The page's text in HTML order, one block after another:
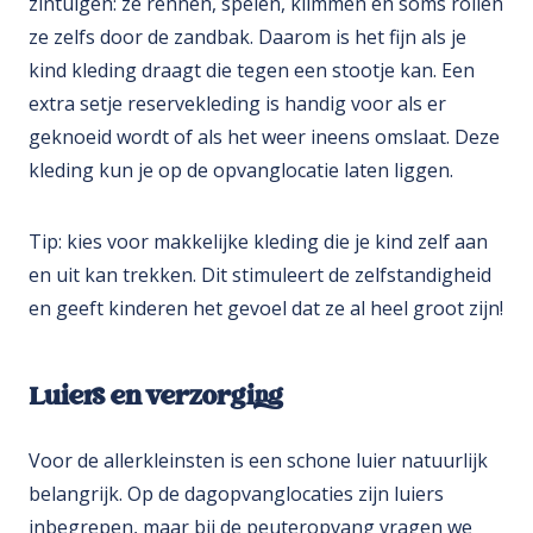
ze zelfs door de zandbak. Daarom is het fijn als je
kind kleding draagt die tegen een stootje kan. Een
extra setje reservekleding is handig voor als er
geknoeid wordt of als het weer ineens omslaat. Deze
kleding kun je op de opvanglocatie laten liggen.
Tip: kies voor makkelijke kleding die je kind zelf aan
en uit kan trekken. Dit stimuleert de zelfstandigheid
en geeft kinderen het gevoel dat ze al heel groot zijn!
Luiers en verzorging
Voor de allerkleinsten is een schone luier natuurlijk
belangrijk. Op de dagopvanglocaties zijn luiers
inbegrepen, maar bij de peuteropvang vragen we